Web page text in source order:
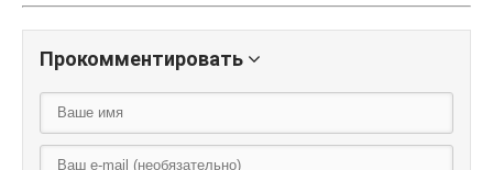
Прокомментировать